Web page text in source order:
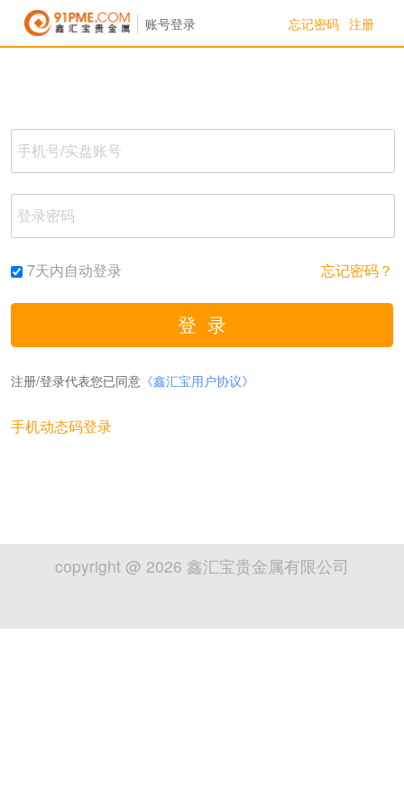
账号登录 忘记密码 注册
7天内自动登录 忘记密码？
注册/登录代表您已同意《鑫汇宝用户协议》
手机动态码登录
copyright @ 2026 鑫汇宝贵金属有限公司